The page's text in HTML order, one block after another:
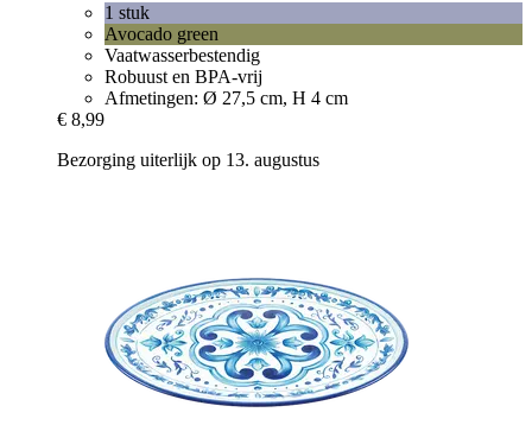
1 stuk
Avocado green
Vaatwasserbestendig
Robuust en BPA-vrij
Afmetingen: Ø 27,5 cm, H 4 cm
€ 8,99
Bezorging uiterlijk op 13. augustus